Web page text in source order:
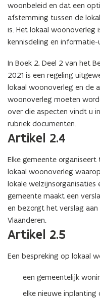
woonbeleid en dat een
afstemming tussen de
is. Het lokaal woonoverleg
kennisdeling en
In Boek 2, Deel 2 van het
2021 is een regeling
lokaal woonoverleg en de
woonoverleg moeten
over die aspecten vindt u
rubriek documenten.
Artikel 2.4
Elke gemeente
lokaal woonoverleg
lokale
gemeente maakt een
en bezorgt het verslag aan
Vlaanderen.
Artikel 2.5
Een bespreking op lokaal
een gemeentelijk
elke nieuwe